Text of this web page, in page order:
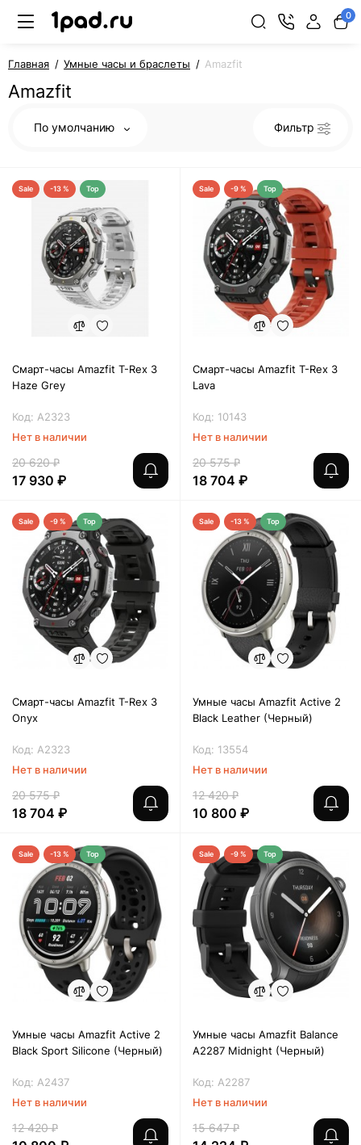
0
Главная Умные часы и браслеты Amazfit
Amazfit
По умолчанию Фильтр
Sale -13 % Top
Смарт-часы Amazfit T-Rex 3
Haze Grey
Код: A2323
Нет в наличии
20 620 ₽
17 930 ₽
Sale -9 % Top
Смарт-часы Amazfit T-Rex 3
Lava
Код: 10143
Нет в наличии
20 575 ₽
18 704 ₽
Sale -9 % Top
Смарт-часы Amazfit T-Rex 3
Onyx
Код: A2323
Нет в наличии
20 575 ₽
18 704 ₽
Sale -13 % Top
Умные часы Amazfit Active 2
Black Leather (Черный)
Код: 13554
Нет в наличии
12 420 ₽
10 800 ₽
Sale -13 % Top
Умные часы Amazfit Active 2
Black Sport Silicone (Черный)
Код: A2437
Нет в наличии
12 420 ₽
Sale -9 % Top
Умные часы Amazfit Balance
A2287 Midnight (Черный)
Код: A2287
Нет в наличии
15 647 ₽